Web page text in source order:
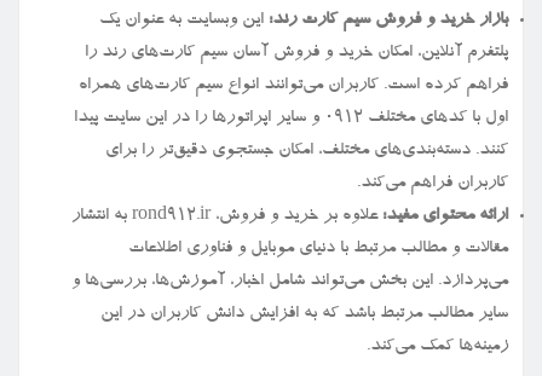
بازار خرید و فروش سیم کارت رند: این وبسایت به عنوان یک
پلتفرم آنلاین، امکان خرید و فروش آسان سیم کارت‌های رند را
فراهم کرده است. کاربران می‌توانند انواع سیم کارت‌های همراه
اول با کدهای مختلف ۰۹۱۲ و سایر اپراتورها را در این سایت پیدا
کنند. دسته‌بندی‌های مختلف، امکان جستجوی دقیق‌تر را برای
کاربران فراهم می‌کند.
ارائه محتوای مفید:
علاوه بر خرید و فروش، rond912.ir به انتشار
مقالات و مطالب مرتبط با دنیای موبایل و فناوری اطلاعات
می‌پردازد. این بخش می‌تواند شامل اخبار، آموزش‌ها، بررسی‌ها و
سایر مطالب مرتبط باشد که به افزایش دانش کاربران در این
زمینه‌ها کمک می‌کند.